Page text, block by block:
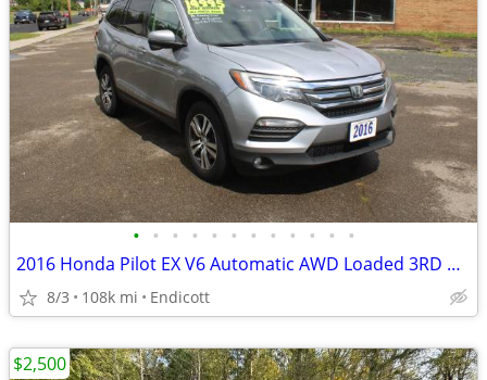
• • • • • • • • • • • •
2016 Honda Pilot EX V6 Automatic AWD Loaded 3RD Row! 108K! 1-Owner!
8/3 108k mi Endicott
$2,500